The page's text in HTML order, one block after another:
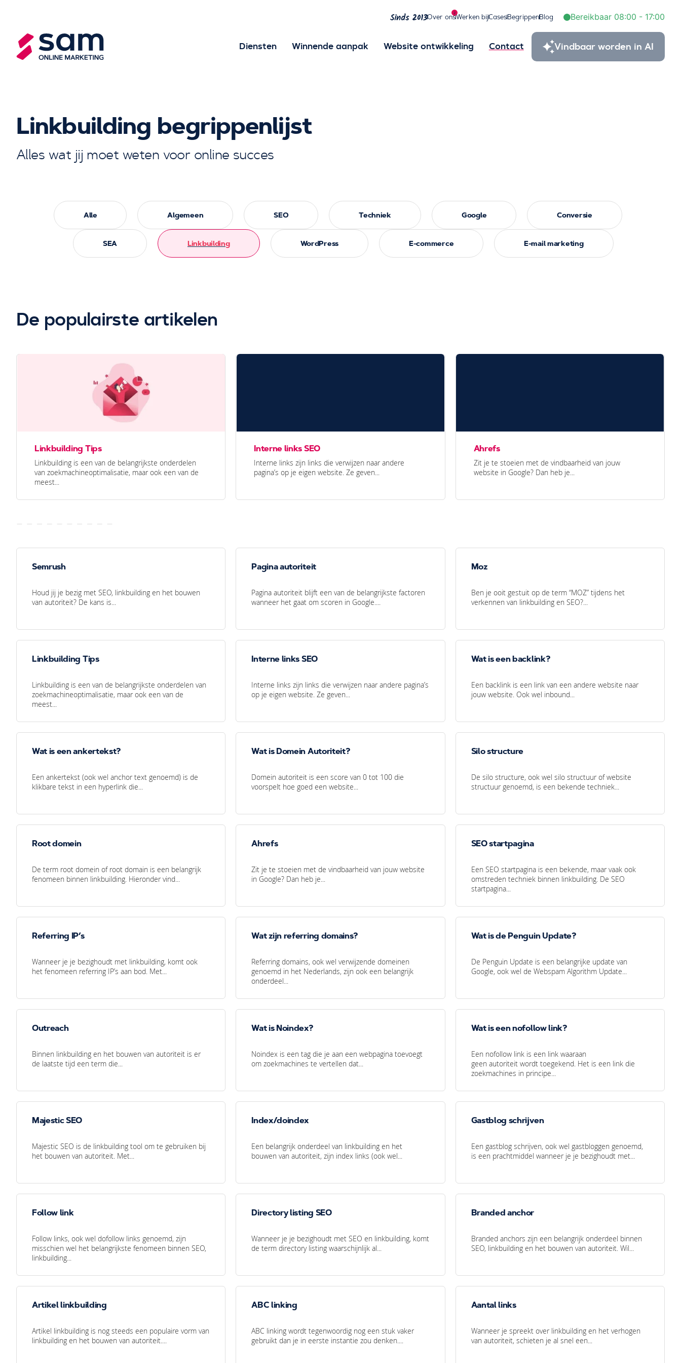
Sinds 2013Over ons
2
Werken bijCasesBegrippenBlog Bereikbaar 08:00 - 17:00
Diensten Winnende aanpak Website ontwikkeling Contact Vindbaar worden in AI
Linkbuilding begrippenlijst
Alles wat jij moet weten voor online succes
Alle Algemeen SEO Techniek Google Conversie
SEA Linkbuilding WordPress E-commerce E-mail marketing
De populairste artikelen
Linkbuilding Tips
Linkbuilding is een van de belangrijkste onderdelen
van zoekmachineoptimalisatie, maar ook een van de
meest...
Interne links SEO
Interne links zijn links die verwijzen naar andere
pagina’s op je eigen website. Ze geven...
Ahrefs
Zit je te stoeien met de vindbaarheid van jouw
website in Google? Dan heb je...
Semrush
Houd jij je bezig met SEO, linkbuilding en het bouwen
van autoriteit? De kans is...
Pagina autoriteit
Pagina autoriteit blijft een van de belangrijkste factoren
wanneer het gaat om scoren in Google....
Moz
Ben je ooit gestuit op de term “MOZ” tijdens het
verkennen van linkbuilding en SEO?...
Linkbuilding Tips
Linkbuilding is een van de belangrijkste onderdelen van
zoekmachineoptimalisatie, maar ook een van de
meest...
Interne links SEO
Interne links zijn links die verwijzen naar andere pagina’s
op je eigen website. Ze geven...
Wat is een backlink?
Een backlink is een link van een andere website naar
jouw website. Ook wel inbound...
Wat is een ankertekst?
Een ankertekst (ook wel anchor text genoemd) is de
klikbare tekst in een hyperlink die...
Wat is Domein Autoriteit?
Domein autoriteit is een score van 0 tot 100 die
voorspelt hoe goed een website...
Silo structure
De silo structure, ook wel silo structuur of website
structuur genoemd, is een bekende techniek...
Root domein
De term root domein of root domain is een belangrijk
fenomeen binnen linkbuilding. Hieronder vind...
Ahrefs
Zit je te stoeien met de vindbaarheid van jouw website
in Google? Dan heb je...
SEO startpagina
Een SEO startpagina is een bekende, maar vaak ook
omstreden techniek binnen linkbuilding. De SEO
startpagina...
Referring IP’s
Wanneer je je bezighoudt met linkbuilding, komt ook
het fenomeen referring IP’s aan bod. Met...
Wat zijn referring domains?
Referring domains, ook wel verwijzende domeinen
genoemd in het Nederlands, zijn ook een belangrijk
onderdeel...
Wat is de Penguin Update?
De Penguin Update is een belangrijke update van
Google, ook wel de Webspam Algorithm Update...
Outreach
Binnen linkbuilding en het bouwen van autoriteit is er
de laatste tijd een term die...
Wat is Noindex?
Noindex is een tag die je aan een webpagina toevoegt
om zoekmachines te vertellen dat...
Wat is een nofollow link?
Een nofollow link is een link waaraan
geen autoriteit wordt toegekend. Het is een link die
zoekmachines in principe...
Majestic SEO
Majestic SEO is de linkbuilding tool om te gebruiken bij
het bouwen van autoriteit. Met...
Index/doindex
Een belangrijk onderdeel van linkbuilding en het
bouwen van autoriteit, zijn index links (ook wel...
Gastblog schrijven
Een gastblog schrijven, ook wel gastbloggen genoemd,
is een prachtmiddel wanneer je je bezighoudt met...
Follow link
Follow links, ook wel dofollow links genoemd, zijn
misschien wel het belangrijkste fenomeen binnen SEO,
linkbuilding...
Directory listing SEO
Wanneer je je bezighoudt met SEO en linkbuilding, komt
de term directory listing waarschijnlijk al...
Branded anchor
Branded anchors zijn een belangrijk onderdeel binnen
SEO, linkbuilding en het bouwen van autoriteit. Wil...
Artikel linkbuilding
Artikel linkbuilding is nog steeds een populaire vorm van
linkbuilding en het bouwen van autoriteit....
ABC linking
ABC linking wordt tegenwoordig nog een stuk vaker
gebruikt dan je in eerste instantie zou denken....
Aantal links
Wanneer je spreekt over linkbuilding en het verhogen
van autoriteit, schieten je al snel een...